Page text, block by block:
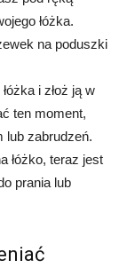
łóżka.
na poduszki
i złoż ją w
ten moment,
lub zabrudzeń.
łóżko, teraz jest
prania lub